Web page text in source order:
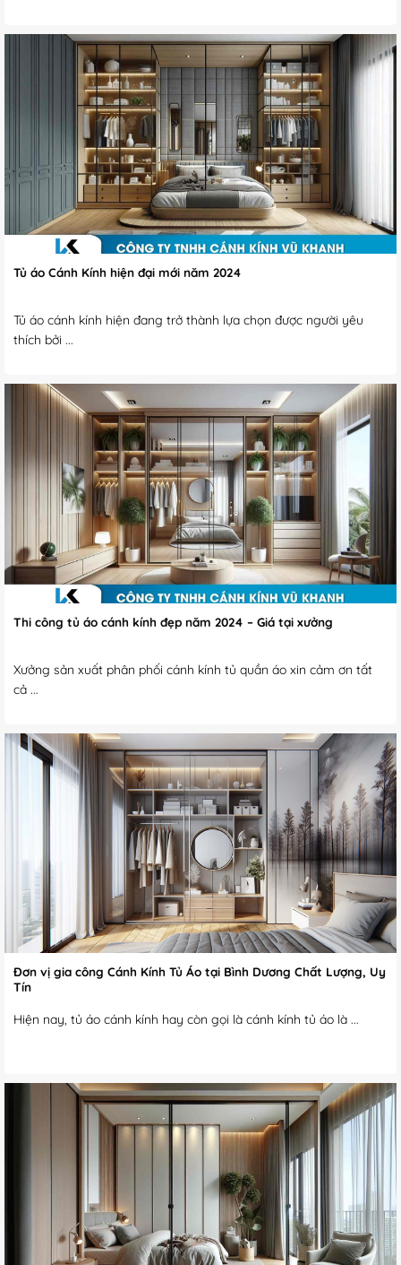
Tủ áo Cánh Kính hiện đại mới năm 2024
Tủ áo cánh kính hiện đang trở thành lựa chọn được người yêu
thích bởi ...
Thi công tủ áo cánh kính đẹp năm 2024 – Giá tại xưởng
Xưởng sản xuất phân phối cánh kính tủ quần áo xin cảm ơn tất
cả ...
Đơn vị gia công Cánh Kính Tủ Áo tại Bình Dương Chất Lượng, Uy
Tín
Hiện nay, tủ áo cánh kính hay còn gọi là cánh kính tủ áo là ...